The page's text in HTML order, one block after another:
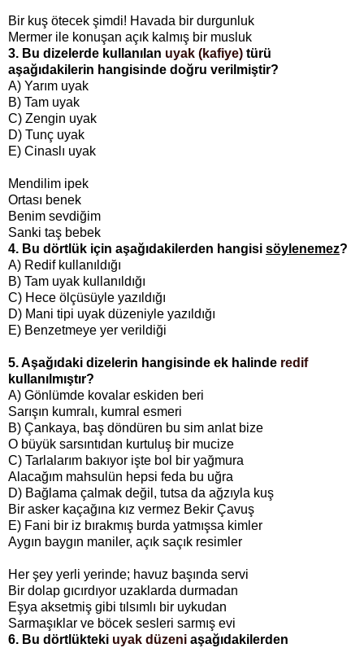
Bir kuş ötecek şimdi! Havada bir durgunluk
Mermer ile konuşan açık kalmış bir musluk
3. Bu dizelerde kullanılan uyak (kafiye) türü
aşağıdakilerin hangisinde doğru verilmiştir?
A) Yarım uyak
B) Tam uyak
C) Zengin uyak
D) Tunç uyak
E) Cinaslı uyak
Mendilim ipek
Ortası benek
Benim sevdiğim
Sanki taş bebek
4. Bu dörtlük için aşağıdakilerden hangisi söylenemez?
A) Redif kullanıldığı
B) Tam uyak kullanıldığı
C) Hece ölçüsüyle yazıldığı
D) Mani tipi uyak düzeniyle yazıldığı
E) Benzetmeye yer verildiği
5. Aşağıdaki dizelerin hangisinde ek halinde redif
kullanılmıştır?
A) Gönlümde kovalar eskiden beri
Sarışın kumralı, kumral esmeri
B) Çankaya, baş döndüren bu sim anlat bize
O büyük sarsıntıdan kurtuluş bir mucize
C) Tarlalarım bakıyor işte bol bir yağmura
Alacağım mahsulün hepsi feda bu uğra
D) Bağlama çalmak değil, tutsa da ağzıyla kuş
Bir asker kaçağına kız vermez Bekir Çavuş
E) Fani bir iz bırakmış burda yatmışsa kimler
Aygın baygın maniler, açık saçık resimler
Her şey yerli yerinde; havuz başında servi
Bir dolap gıcırdıyor uzaklarda durmadan
Eşya aksetmiş gibi tılsımlı bir uykudan
Sarmaşıklar ve böcek sesleri sarmış evi
6. Bu dörtlükteki uyak düzeni aşağıdakilerden